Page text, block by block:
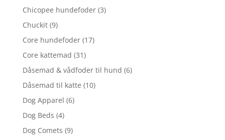
Chicopee hundefoder (3)
Chuckit (9)
Core hundefoder (17)
Core kattemad (31)
Dåsemad & vådfoder til hund (6)
Dåsemad til katte (10)
Dog Apparel (6)
Dog Beds (4)
Dog Comets (9)